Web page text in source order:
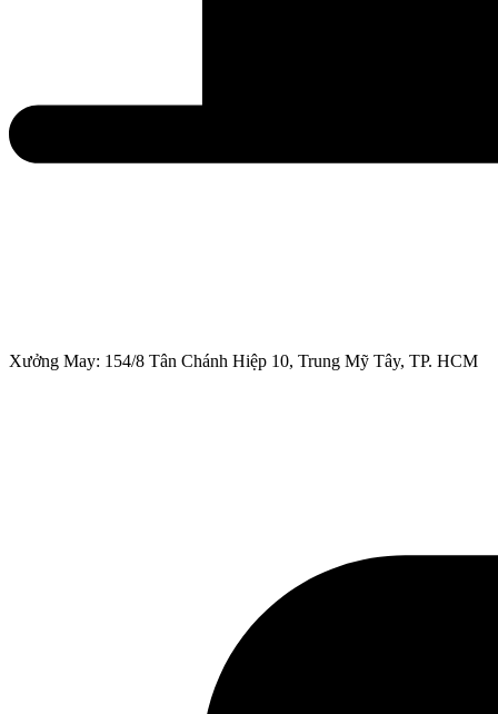
Xưởng May: 154/8 Tân Chánh Hiệp 10, Trung Mỹ Tây, TP. HCM